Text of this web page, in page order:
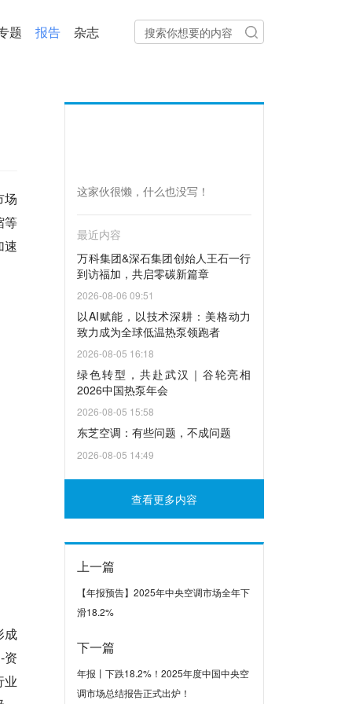
题 报告 杂志
场
等
速
成
资
业
这家伙很懒，什么也没写！
最近内容
万科集团&深石集团创始人王石一行
到访福加，共启零碳新篇章
2026-08-06 09:51
以AI赋能，以技术深耕：美格动力
致力成为全球低温热泵领跑者
2026-08-05 16:18
绿色转型，共赴武汉｜谷轮亮相
2026中国热泵年会
2026-08-05 15:58
东芝空调：有些问题，不成问题
2026-08-05 14:49
查看更多内容
上一篇
【年报预告】2025年中央空调市场全年下
滑18.2%
下一篇
年报丨下跌18.2%！2025年度中国中央空
调市场总结报告正式出炉！